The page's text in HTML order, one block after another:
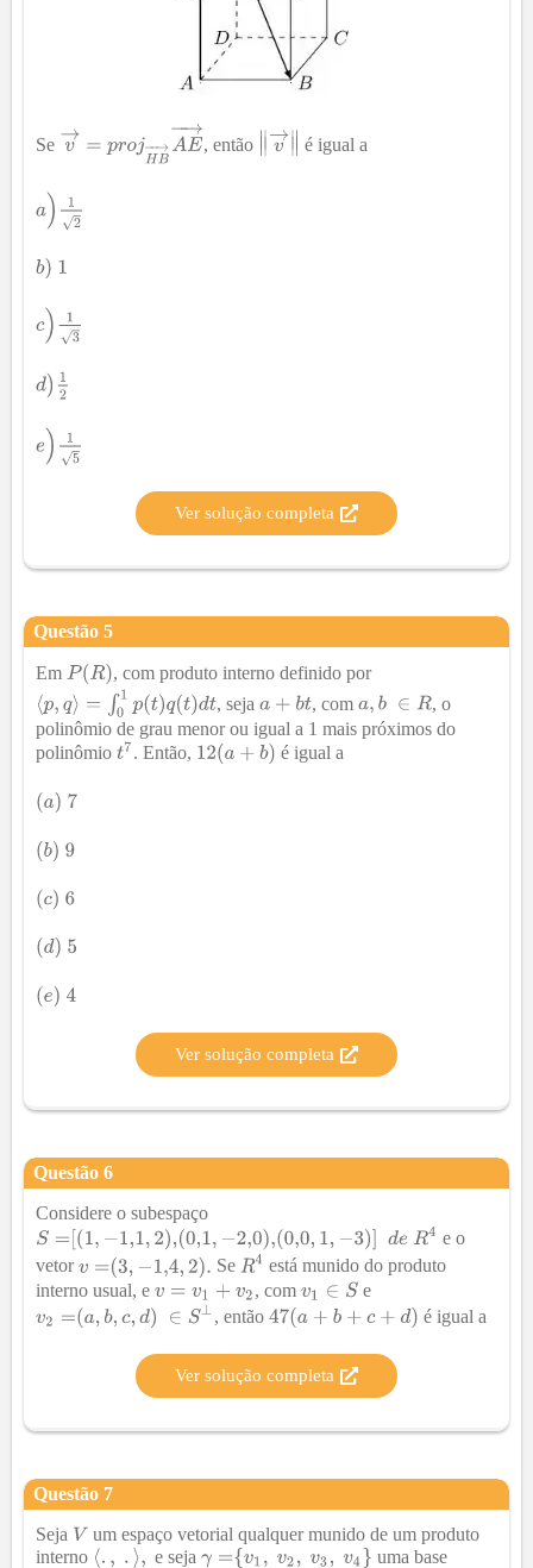
Se , então é igual a
Ver solução completa
Questão 5
Em
, com produto interno definido por
, seja
, com
, o
polinômio de grau menor ou igual a 1 mais próximos do
polinômio
. Então, é igual a
Ver solução completa
Questão 6
Considere o subespaço
e o
vetor
Se
está munido do produto
interno usual, e
, com
e
, então
é igual a
Ver solução completa
Questão 7
Seja
um espaço vetorial qualquer munido de um produto
interno
e seja
uma base